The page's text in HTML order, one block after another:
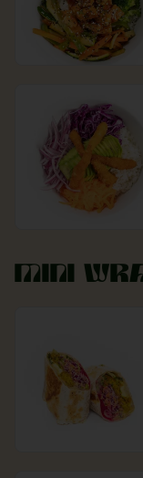
Mini